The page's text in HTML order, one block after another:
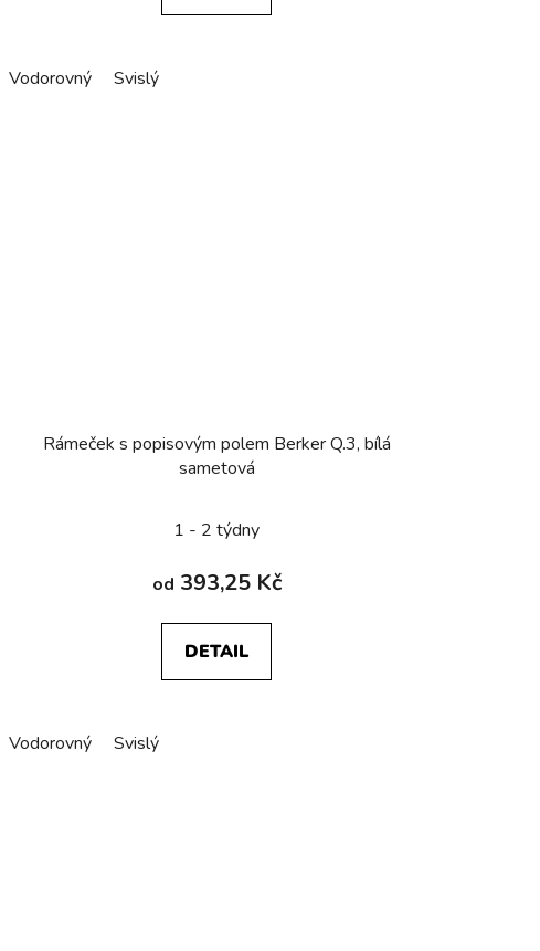
Vodorovný Svislý
5-násobný
Rámeček s popisovým polem Berker Q.3, bílá
sametová
1 - 2 týdny
od 393,25 Kč
DETAIL
Vodorovný Svislý